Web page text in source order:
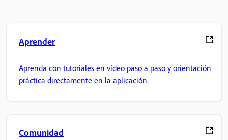
Aprender
Aprenda con tutoriales en vídeo paso a paso y orientación
práctica directamente en la aplicación.
Comunidad